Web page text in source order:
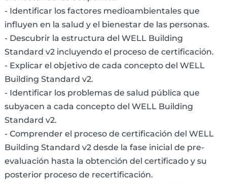
- Identificar los factores medioambientales que
influyen en la salud y el bienestar de las personas.
- Descubrir la estructura del WELL Building
Standard v2 incluyendo el proceso de certificación.
- Explicar el objetivo de cada concepto del WELL
Building Standard v2.
- Identificar los problemas de salud pública que
subyacen a cada concepto del WELL Building
Standard v2.
- Comprender el proceso de certificación del WELL
Building Standard v2 desde la fase inicial de pre-
evaluación hasta la obtención del certificado y su
posterior proceso de recertificación.